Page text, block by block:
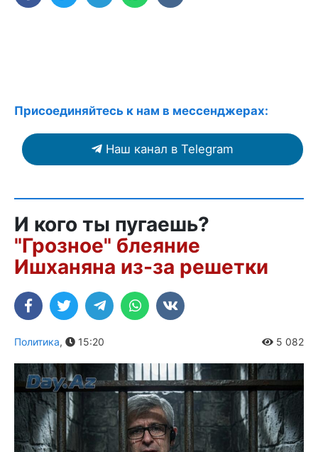
Присоединяйтесь к нам в мессенджерах:
Наш канал в Telegram
И кого ты пугаешь?
"Грозное" блеяние
Ишханяна из-за решетки
Политика, 15:20 5 082